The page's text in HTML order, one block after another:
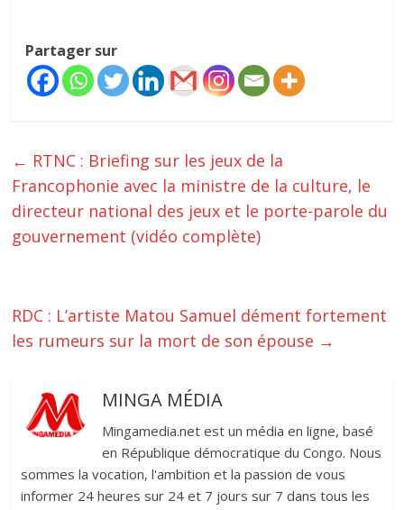
Partager sur
← RTNC : Briefing sur les jeux de la
Francophonie avec la ministre de la culture, le
directeur national des jeux et le porte-parole du
gouvernement (vidéo complète)
RDC : L’artiste Matou Samuel dément fortement
les rumeurs sur la mort de son épouse →
MINGA MÉDIA
Mingamedia.net est un média en ligne, basé
en République démocratique du Congo. Nous
sommes la vocation, l'ambition et la passion de vous
informer 24 heures sur 24 et 7 jours sur 7 dans tous les